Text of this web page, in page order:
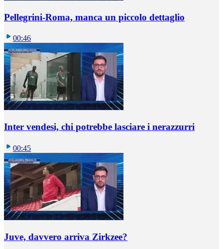
Pellegrini-Roma, manca un piccolo dettaglio
00:46
Inter vendesi, chi potrebbe lasciare i nerazzurri
00:45
Juve, davvero arriva Zirkzee?